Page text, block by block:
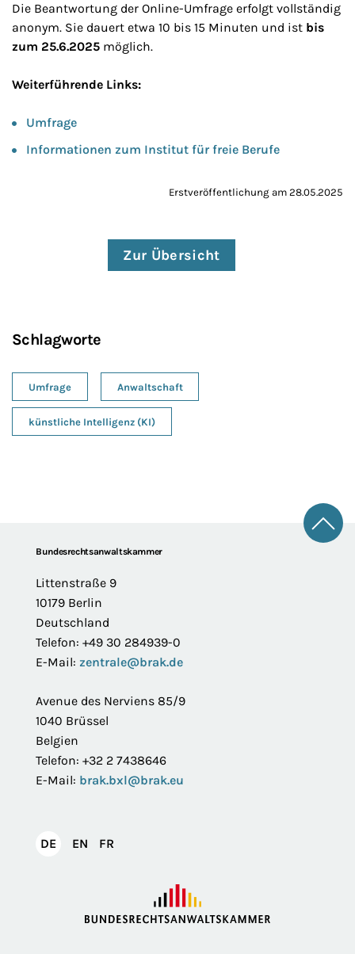
Die Beantwortung der Online-Umfrage erfolgt vollständig
anonym. Sie dauert etwa 10 bis 15 Minuten und ist bis
zum 25.6.2025 möglich.
Weiterführende Links:
Umfrage
Informationen zum Institut für freie Berufe
Erstveröffentlichung am 28.05.2025
Zur Übersicht
Schlagworte
Umfrage Anwaltschaft
künstliche Intelligenz (KI)
FooterBundesrechtsanwaltskammer
Littenstraße 9
10179 Berlin
Deutschland
Telefon: +49 30 284939-0
E-Mail: zentrale@brak.de
Avenue des Nerviens 85/9
1040 Brüssel
Belgien
Telefon: +32 2 7438646
E-Mail: brak.bxl@brak.eu
DEDeutsch
EN English
FR